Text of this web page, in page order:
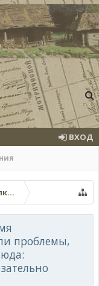
ВХОД
на другие
проблемы,